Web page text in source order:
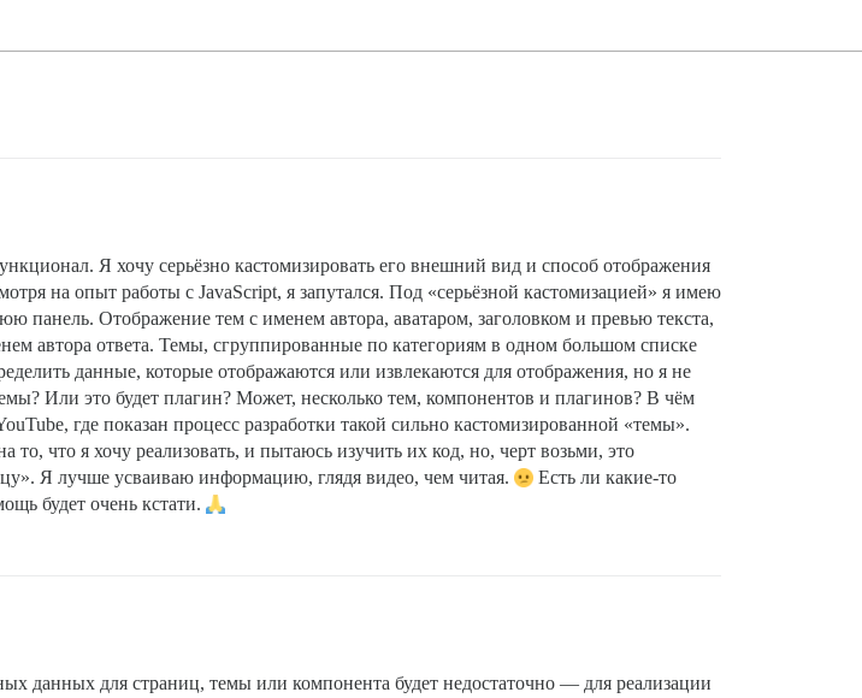
Я хочу серьёзно кастомизировать его внешний вид и способ отображения
на опыт работы с JavaScript, я запутался. Под «серьёзной кастомизацией» я имею
панель. Отображение тем с именем автора, аватаром, заголовком и превью текста,
автора ответа. Темы, сгруппированные по категориям в одном большом списке
данные, которые отображаются или извлекаются для отображения, но я не
Или это будет плагин? Может, несколько тем, компонентов и плагинов? В чём
где показан процесс разработки такой сильно кастомизированной «темы».
что я хочу реализовать, и пытаюсь изучить их код, но, черт возьми, это
Я лучше усваиваю информацию, глядя видео, чем читая.
Есть ли какие-то
будет очень кстати.
данных для страниц, темы или компонента будет недостаточно — для реализации